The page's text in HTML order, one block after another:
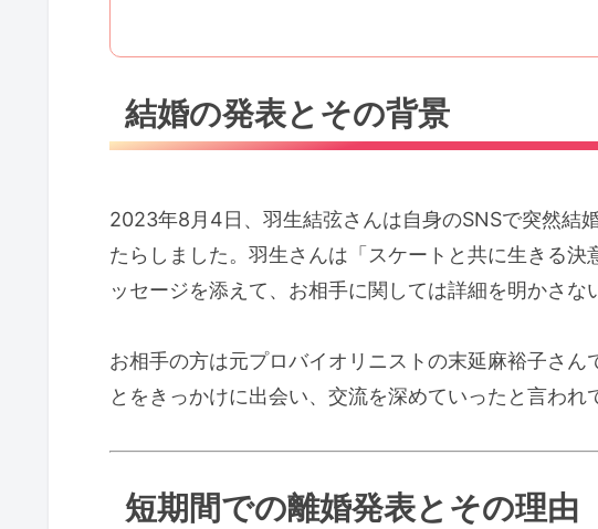
結婚の発表とその背景
2023年8月4日、羽生結弦さんは自身のSNSで突然結
たらしました。羽生さんは「スケートと共に生きる
ッセージを添えて、お相手に関しては詳細を明かさな
お相手の方は元プロバイオリニストの末延麻裕子さ
とをきっかけに出会い、交流を深めていったと言われ
短期間での離婚発表とその理由